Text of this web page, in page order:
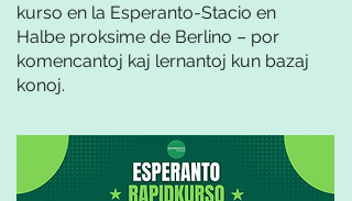
kurso en la Esperanto-Stacio en
Halbe proksime de Berlino – por
komencantoj kaj lernantoj kun bazaj
konoj.